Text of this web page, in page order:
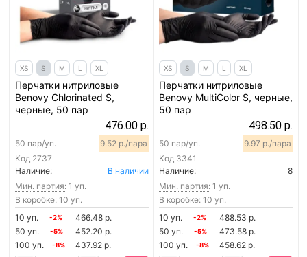
XS S M L XL
Перчатки нитриловые
Benovy Chlorinated S,
черные, 50 пар
476.00 р.
Код 2737
50 пар/уп. 9.52 р./пара
Наличие:
В наличии
Мин. партия: 1 уп.
В коробке: 10 уп.
10 уп.
-2%
466.48 р.
50 уп.
-5%
452.20 р.
100 уп.
-8% 437.92 р.
XS S M L XL
Перчатки нитриловые
Benovy MultiColor S, черные,
50 пар
498.50 р.
Код 3341
50 пар/уп. 9.97 р./пара
Наличие:
8
Мин. партия: 1 уп.
В коробке: 10 уп.
10 уп.
-2%
488.53 р.
50 уп.
-5%
473.58 р.
100 уп.
-8% 458.62 р.